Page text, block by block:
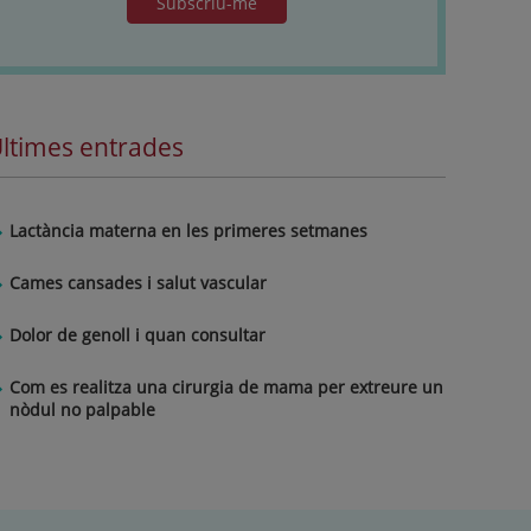
entrades
Lactància materna en les primeres setmanes
Cames cansades i salut vascular
Dolor de genoll i quan consultar
Com es realitza una cirurgia de mama per extreure un
nòdul no palpable